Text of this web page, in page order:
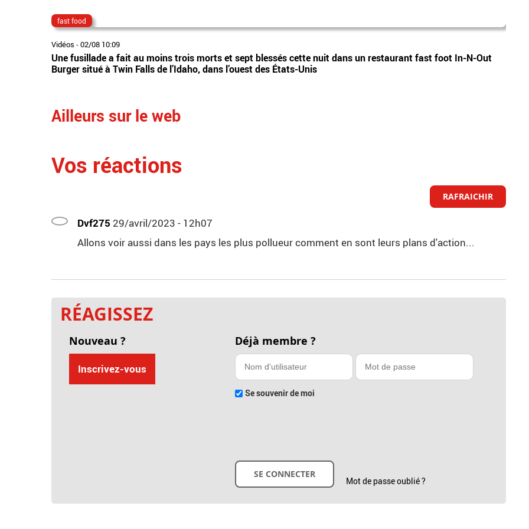
fast food
Vidéos -02/08 10:09
Une fusillade a fait au moins trois morts et sept blessés cette nuit dans un restaurant fast foot In-N-Out
Burger situé à Twin Falls de l’Idaho, dans l’ouest des États-Unis
Ailleurs sur le web
Vos réactions
RAFRAICHIR
Dvf275 29/avril/2023 - 12h07
Allons voir aussi dans les pays les plus pollueur comment en sont leurs plans d'action...
RÉAGISSEZ
Nouveau ?
Inscrivez-vous
Déjà membre ?
Se souvenir de moi
Mot de passe oublié ?